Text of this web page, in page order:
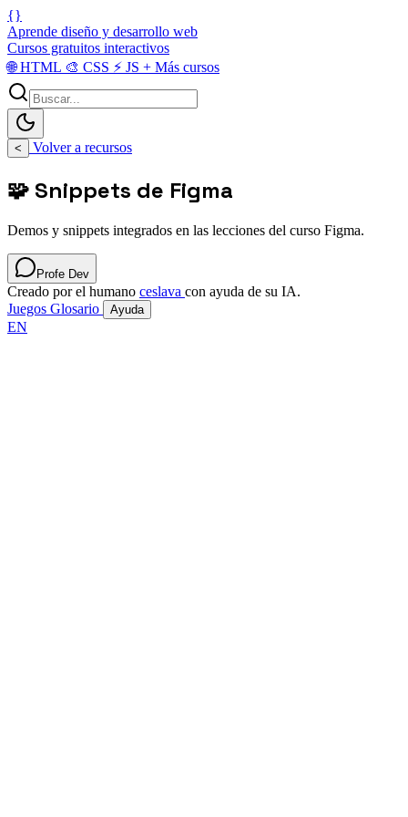
{}
Aprende diseño y desarrollo web
Cursos gratuitos interactivos
🌐HTML 🎨 CSS ⚡ JS + Más cursos
< Volver a recursos
🧩 Snippets de Figma
Demos y snippets integrados en las lecciones del curso Figma.
Profe Dev
Creado por el humano ceslava con ayuda de su IA.
Juegos Glosario Ayuda
EN